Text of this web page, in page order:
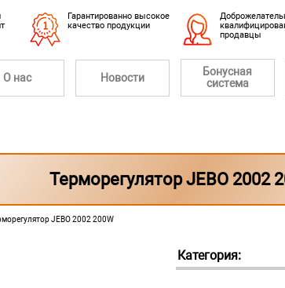
Гарантированно высокое
качество продукции
продавцы
О нас Новости
Бонусная
система
Терморегулятор JEBO 2002
JEBO 2002 200W
Категория: